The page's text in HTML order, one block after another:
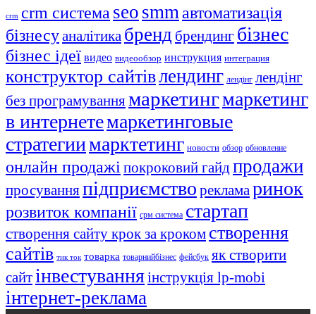
crm crm система seo smm автоматизація
бізнесуаналітика бренд брендинг бізнес
бізнес ідеї видео видеообзор инструкция интеграция
конструктор сайтівлендинг лендінг лендінг
без програмуваннямаркетингмаркетинг
в интернетемаркетинговые
стратегиимарктетинг новости обзор обновление
онлайн продажі покроковий гайд продажи
просуванняпідприємство реклама ринок
розвиток компанії срм система стартап
створення сайту крок за кроком створення
сайтів тик ток товарка товарнийбізнес фейсбук як створити
сайт інвестуванняінструкція lp-mobi
інтернет-реклама